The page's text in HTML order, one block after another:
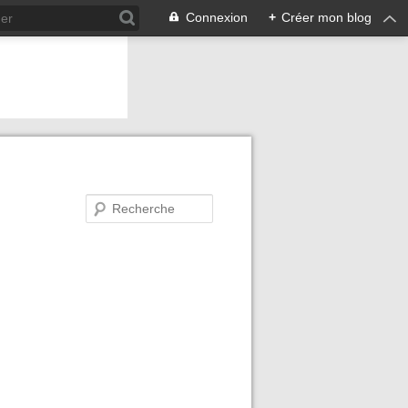
Connexion + Créer mon blog